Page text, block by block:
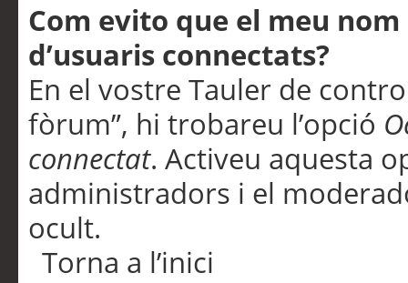
Com evito que el meu
d’usuaris connectats?
En el vostre Tauler de
fòrum”, hi trobareu l’opció
connectat. Activeu aquesta
administradors i el
ocult.
Torna a l’inici